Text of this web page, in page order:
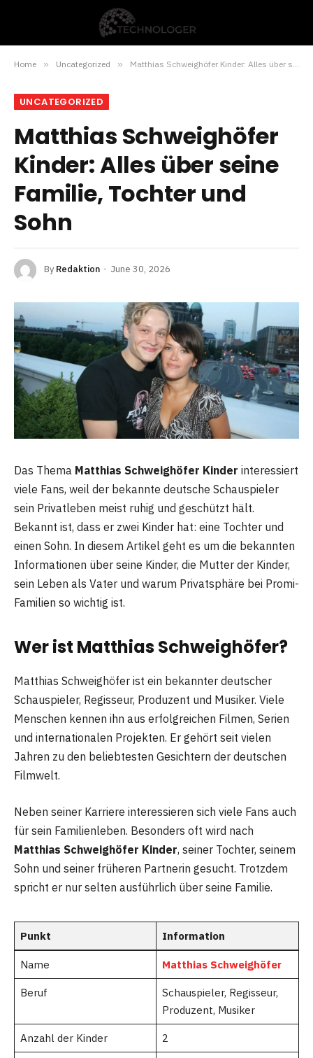
Home » Uncategorized » Matthias Schweighöfer Kinder: Alles über seine Familie, Tochter und Sohn
UNCATEGORIZED
Matthias Schweighöfer
Kinder: Alles über seine
Familie, Tochter und
Sohn
By Redaktion June 30, 2026
Das Thema Matthias Schweighöfer Kinder interessiert
viele Fans, weil der bekannte deutsche Schauspieler
sein Privatleben meist ruhig und geschützt hält.
Bekannt ist, dass er zwei Kinder hat: eine Tochter und
einen Sohn. In diesem Artikel geht es um die bekannten
Informationen über seine Kinder, die Mutter der Kinder,
sein Leben als Vater und warum Privatsphäre bei Promi-
Familien so wichtig ist.
Wer ist Matthias Schweighöfer?
Matthias Schweighöfer ist ein bekannter deutscher
Schauspieler, Regisseur, Produzent und Musiker. Viele
Menschen kennen ihn aus erfolgreichen Filmen, Serien
und internationalen Projekten. Er gehört seit vielen
Jahren zu den beliebtesten Gesichtern der deutschen
Filmwelt.
Neben seiner Karriere interessieren sich viele Fans auch
für sein Familienleben. Besonders oft wird nach
Matthias Schweighöfer Kinder, seiner Tochter, seinem
Sohn und seiner früheren Partnerin gesucht. Trotzdem
spricht er nur selten ausführlich über seine Familie.
Punkt Information
Name Matthias Schweighöfer
Beruf
Schauspieler, Regisseur,
Produzent, Musiker
Anzahl der Kinder 2